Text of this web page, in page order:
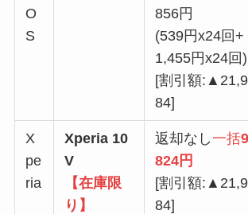
O
S
856円
(539円x24回+
1,455円x24回)
[割引額:▲21,9
84]
X
pe
ria
Xperia 10
V
【在庫限
り】
返却なし一括
824円
[割引額:▲21,9
84]